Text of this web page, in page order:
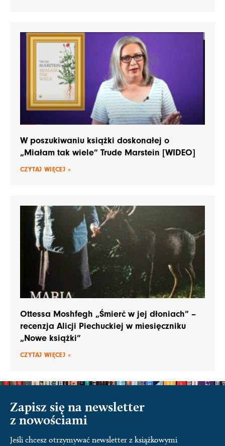
W poszukiwaniu książki doskonałej o
„Miałam tak wiele” Trude Marstein [WIDEO]
CZYTAJ WIĘCEJ »
Ottessa Moshfegh „Śmierć w jej dłoniach” –
recenzja Alicji Piechuckiej w miesięczniku
„Nowe książki”
CZYTAJ WIĘCEJ »
Zapisz się na newsletter
z nowościami
Jeśli chcesz otrzymywać newsletter z książkowymi